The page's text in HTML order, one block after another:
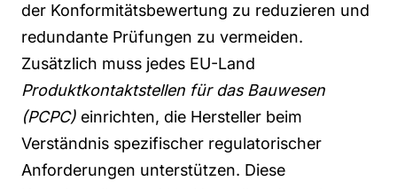
der Konformitätsbewertung zu reduzieren und
redundante Prüfungen zu vermeiden.
Zusätzlich muss jedes EU-Land
Produktkontaktstellen für das Bauwesen
(PCPC) einrichten, die Hersteller beim
Verständnis spezifischer regulatorischer
Anforderungen unterstützen. Diese